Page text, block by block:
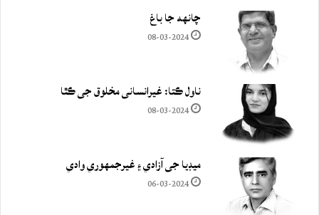
چانهه جا باغ
08-03-2024
ناول ڪتا: غيرانساني مخلوق جي ڪٿا
08-03-2024
ميڊيا جي آزادي ۽ غيرجمھوري وادي
06-03-2024